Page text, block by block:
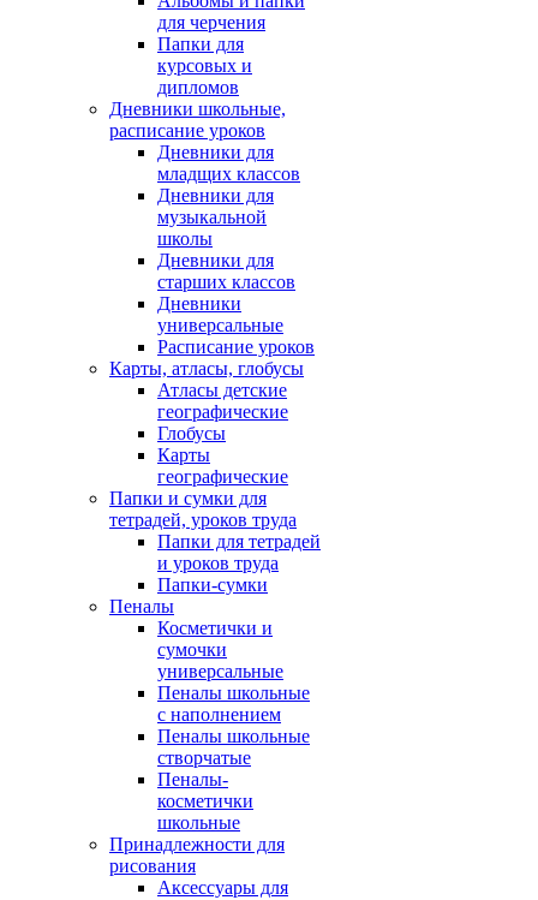
для черчения
Папки для
курсовых и
дипломов
Дневники школьные,
расписание уроков
Дневники для
младщих классов
Дневники для
музыкальной
школы
Дневники для
старших классов
Дневники
универсальные
Расписание уроков
Карты, атласы, глобусы
Атласы детские
географические
Глобусы
Карты
географические
Папки и сумки для
тетрадей, уроков труда
Папки для тетрадей
и уроков труда
Папки-сумки
Пеналы
Косметички и
сумочки
универсальные
Пеналы школьные
с наполнением
Пеналы школьные
створчатые
Пеналы-
косметички
школьные
Принадлежности для
рисования
Аксессуары для